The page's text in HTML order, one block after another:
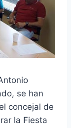
se han
concejal de
la Fiesta